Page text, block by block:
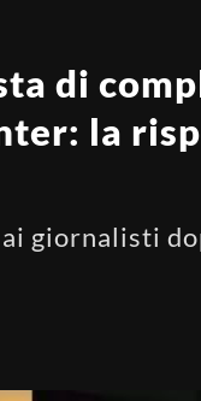
di
la
giornalisti